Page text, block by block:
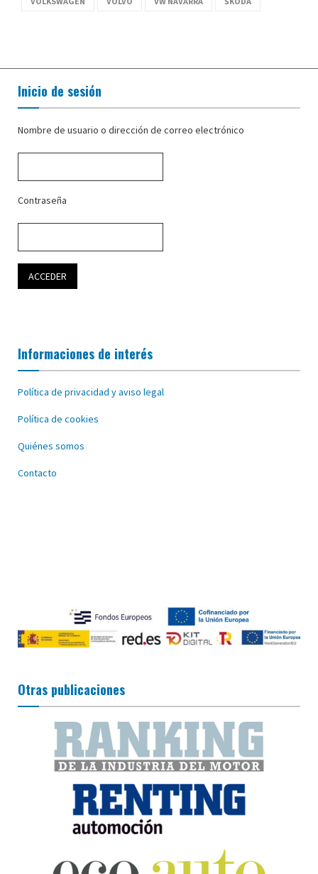
Inicio de sesión
Nombre de usuario o dirección de correo electrónico
Contraseña
Informaciones de interés
Política de privacidad y aviso legal
Política de cookies
Quiénes somos
Contacto
Otras publicaciones